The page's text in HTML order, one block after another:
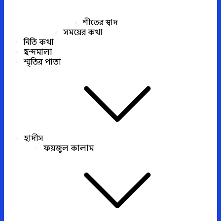
শীতের স্বাদ
সময়ের কথা
নিতি কথা
ছন্দমালা
স্মৃতির পাতা
হাদীস
ফয়জুল কালাম